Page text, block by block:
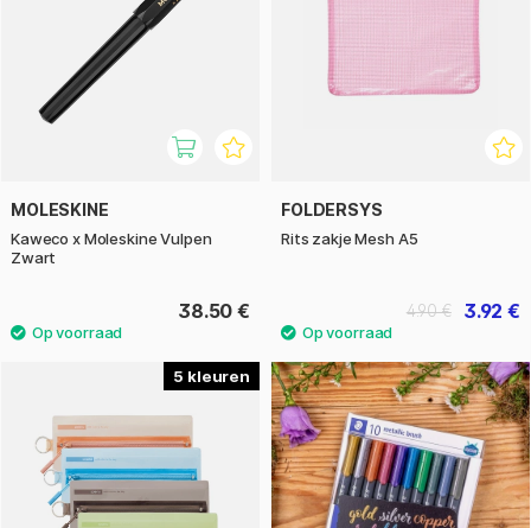
MOLESKINE
Kaweco x Moleskine Vulpen
Zwart
38.50 €
FOLDERSYS
Rits zakje Mesh A5
3.92 €
4.90 €
5